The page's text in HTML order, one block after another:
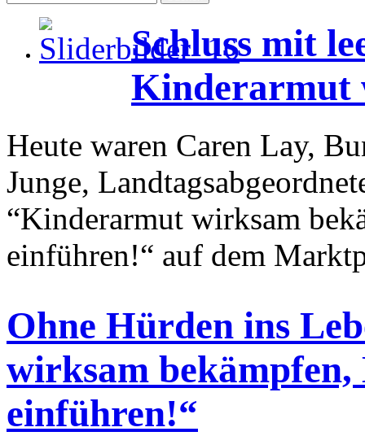
Schluss mit
Kinderarmut
Heute waren Caren Lay,
Junge,
“Kinderarmut wirksam
einführen!“ auf dem
Ohne Hürden ins
wirksam
einführen!“